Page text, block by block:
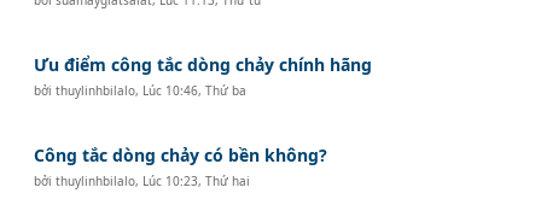
Ưu điểm công tắc dòng chảy chính hãng
bởithuylinhbilalo, Lúc 10:46, Thứ ba
Công tắc dòng chảy có bền không?
bởithuylinhbilalo, Lúc 10:23, Thứ hai